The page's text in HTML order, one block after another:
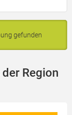
gefunden
Region